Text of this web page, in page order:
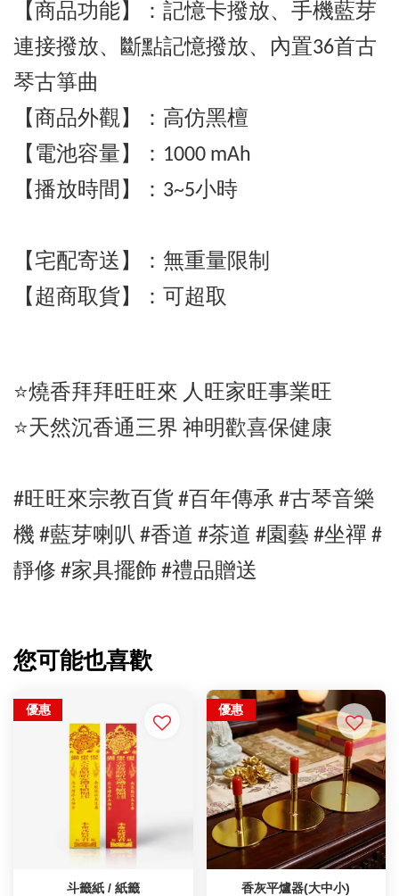
【商品功能】 ：記憶卡撥放、 手機藍芽
連接撥放、斷點記憶撥放、內置36首古
琴古箏曲
【商品外觀】：高仿黑檀
【 電池容量】
：1000 mAh
【播放時間】：3~5小時
【宅配寄送】 ： 無重量限制
【超商取貨】
：可超取
⭐️燒香拜拜旺旺來 人旺家旺事業旺
⭐️天然沉香通三界 神明歡喜保健康
#旺旺來宗教百貨 #百年傳承 #古琴音樂
機 #藍芽喇叭 #香道 #茶道 #園藝 #坐禪 #
靜修 #家具擺飾 #禮品贈送
您可能也喜歡
優惠
斗籤紙 / 紙籤
優惠
香灰平爐器(大中小)